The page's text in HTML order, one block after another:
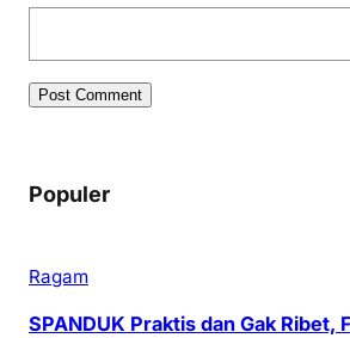
Populer
Ragam
SPANDUK Praktis dan Gak Ribet,